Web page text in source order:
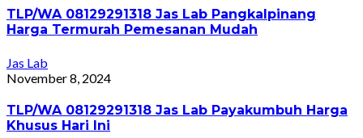
TLP/WA 08129291318 Jas Lab Pangkalpinang
Harga Termurah Pemesanan Mudah
Jas Lab
November 8, 2024
TLP/WA 08129291318 Jas Lab Payakumbuh Harga
Khusus Hari Ini